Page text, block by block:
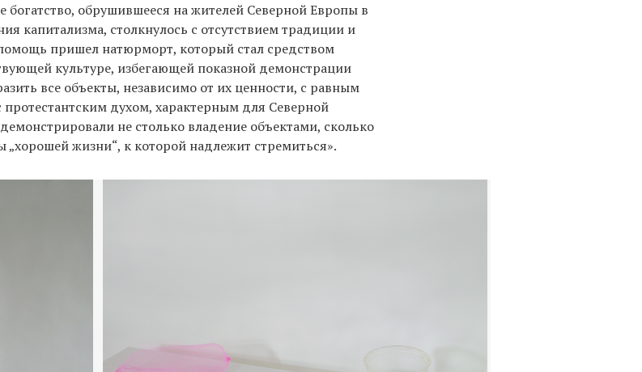
богатство, обрушившееся на жителей Северной Европы в
капитализма, столкнулось с отсутствием традиции и
пришел натюрморт, который стал средством
культуре, избегающей показной демонстрации
все объекты, независимо от их ценности, с равным
протестантским духом, характерным для Северной
не столько владение объектами, сколько
„хорошей жизни“, к которой надлежит стремиться».